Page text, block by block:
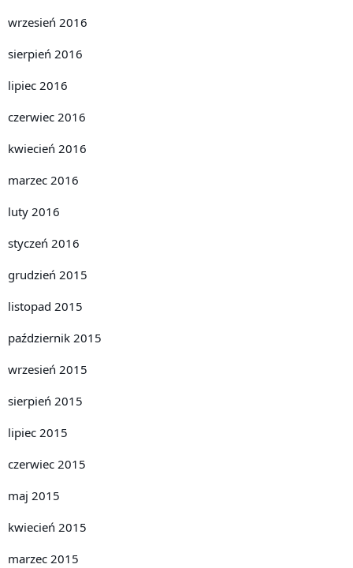
wrzesień 2016
sierpień 2016
lipiec 2016
czerwiec 2016
kwiecień 2016
marzec 2016
luty 2016
styczeń 2016
grudzień 2015
listopad 2015
październik 2015
wrzesień 2015
sierpień 2015
lipiec 2015
czerwiec 2015
maj 2015
kwiecień 2015
marzec 2015